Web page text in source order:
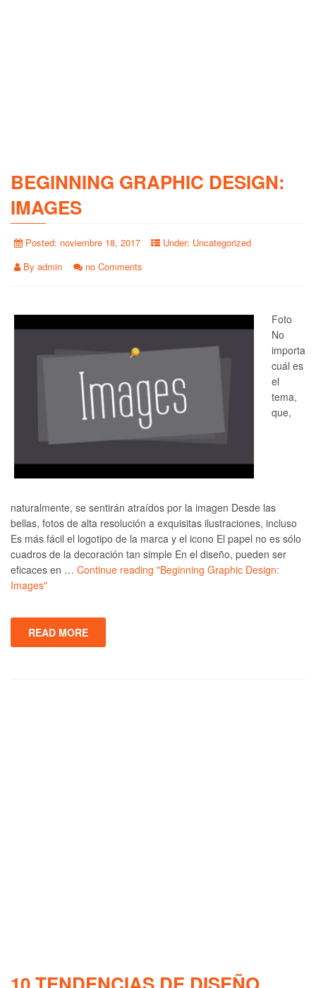
BEGINNING GRAPHIC DESIGN:
IMAGES
Posted: noviembre 18, 2017 Under: Uncategorized
By admin no Comments
Foto
No
importa
cuál es
el
tema,
que,
naturalmente, se sentirán atraídos por la imagen Desde las
bellas, fotos de alta resolución a exquisitas ilustraciones, incluso
Es más fácil el logotipo de la marca y el icono El papel no es sólo
cuadros de la decoración tan simple En el diseño, pueden ser
eficaces en … Continue reading "Beginning Graphic Design:
Images"
READ MORE